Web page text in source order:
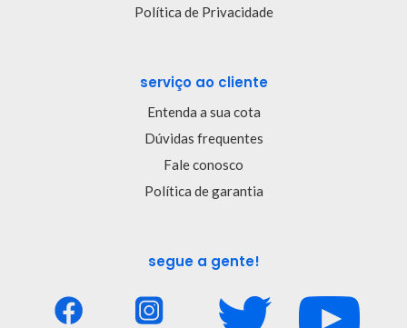
Política de Privacidade
serviço ao cliente
Entenda a sua cota
Dúvidas frequentes
Fale conosco
Política de garantia
segue a gente!